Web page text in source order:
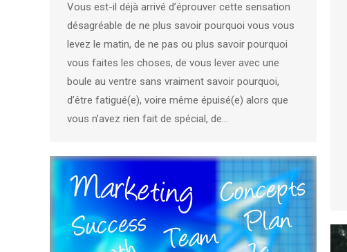
Vous est-il déjà arrivé d’éprouver cette sensation
désagréable de ne plus savoir pourquoi vous vous
levez le matin, de ne pas ou plus savoir pourquoi
vous faites les choses, de vous lever avec une
boule au ventre sans vraiment savoir pourquoi,
d’être fatigué(e), voire même épuisé(e) alors que
vous n’avez rien fait de spécial, de…